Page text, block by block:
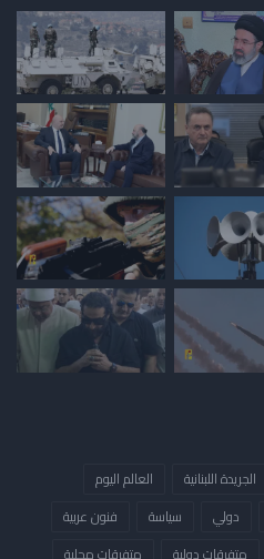
الجريدة اللبنانية
العالم اليوم
دولي سياسة
فنون عربية
متفرقات دولية
متفرقات محلية